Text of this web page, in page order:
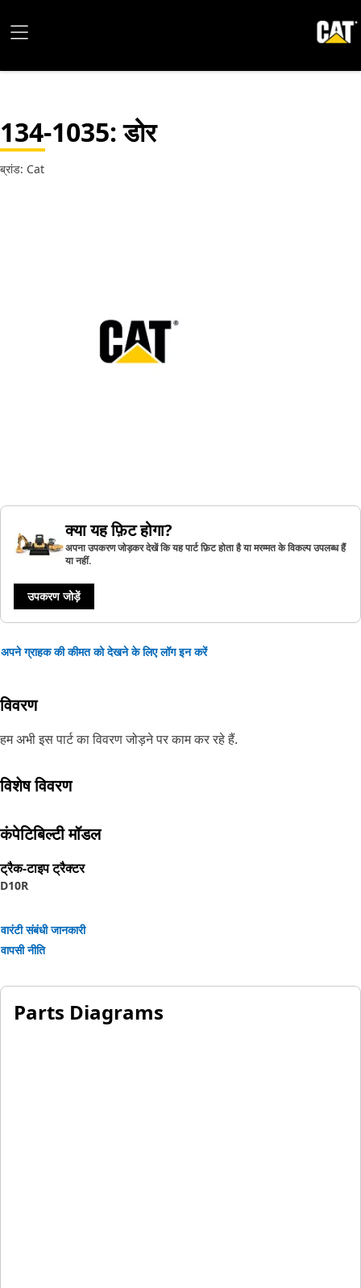
134-1035: डोर
ब्रांड: Cat
क्या यह फ़िट होगा?
अपना उपकरण जोड़कर देखें कि यह पार्ट फ़िट होता है या मरम्मत के विकल्प उपलब्ध हैं
या नहीं.
उपकरण जोड़ें
अपने ग्राहक की कीमत को देखने के लिए लॉग इन करें
विवरण
हम अभी इस पार्ट का विवरण जोड़ने पर काम कर रहे हैं.
विशेष विवरण
कंपेटिबिल्टी मॉडल
ट्रैक-टाइप ट्रैक्टर
D10R
वारंटी संबंधी जानकारी
वापसी नीति
Parts Diagrams